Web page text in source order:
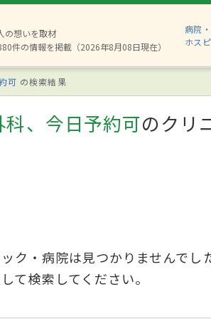
の想いを取材
件の情報を掲載（2026年8月08日現在）
病院
ホス
可 の検索結果
、今日予約可のクリ
ク・病院は見つかりませんでし
て検索してください。